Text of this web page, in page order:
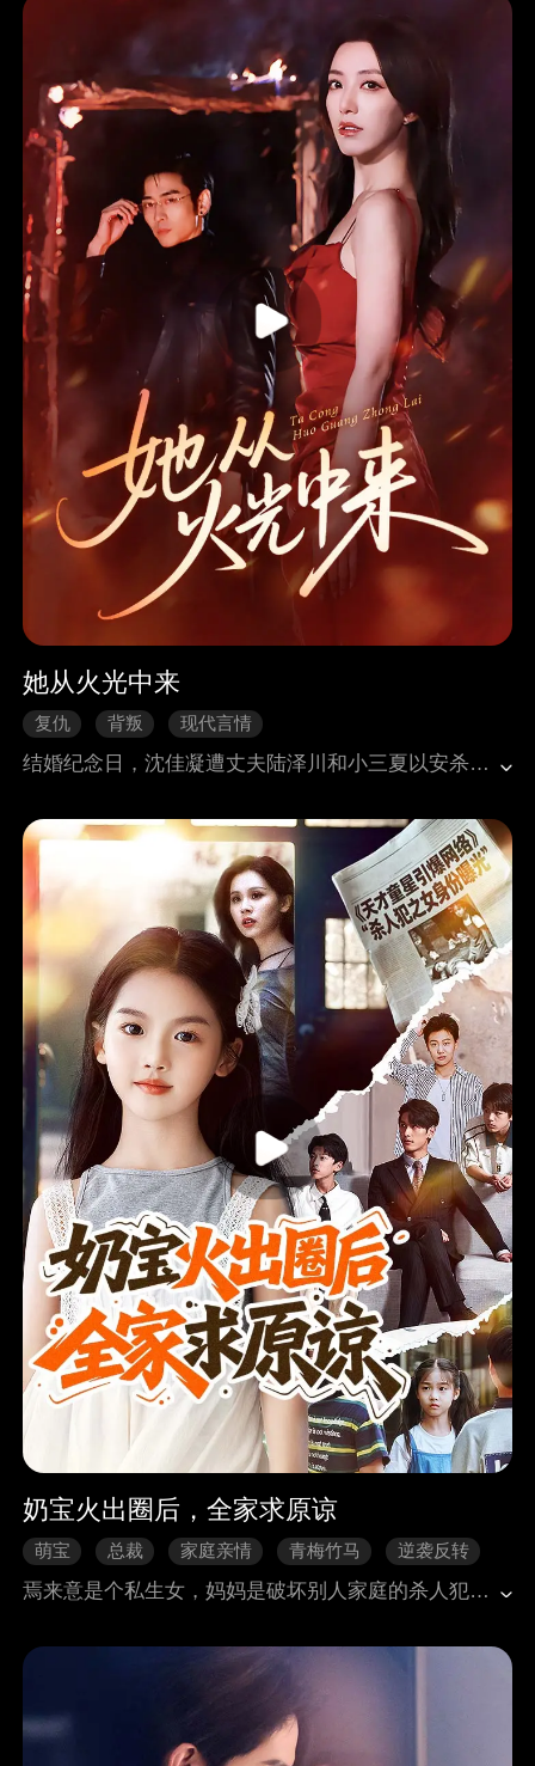
她从火光中来
复仇 背叛 现代言情
结婚纪念日，沈佳凝遭丈夫陆泽川和小三夏以安杀害，全家被烧死。重生为夏之意的她震惊悲愤，陆泽川称其一家失踪欲霸占沈家资产。青梅竹马宋青言一直寻找沈佳凝。如今的夏之意发誓让陆泽川、夏以安付出代价，她开始利用夏之意的身份接近陆泽川搜集证据，将其逼入绝境。
奶宝火出圈后，全家求原谅
萌宝 总裁 家庭亲情 青梅竹马 逆袭反转
焉来意是个私生女，妈妈是破坏别人家庭的杀人犯。 因为妈妈暗恋爸爸很多年，爸爸却爱上妈妈的亲姐姐，还跟那个女人生了三个儿子。 妈妈妒火中烧，设计怀孕，刺杀姐姐未遂，被爸爸和舅舅送进监狱。 后来妈妈意外去世，把仅四岁的她留在了这个世界。 她终于见到了亲爸爸和三个哥哥。 可他们却因妈妈的罪行，不喜欢她，甚至不想认她。 直到开局爆火，她意外成为了国民闺女，常驻热搜，青梅竹马顾淮也突然变成让人闻风丧胆的顾小爷。 顾小爷高傲地拉着她的手：“我带着你长大，我们俩组成一个新的家。” 她拎着小行李与家人告别，一群男人却齐齐黑了脸，无论如何也不愿放手。